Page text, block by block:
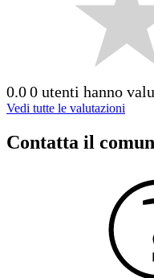
0.00 utenti hanno
Vedi tutte le valutazioni
Contatta il